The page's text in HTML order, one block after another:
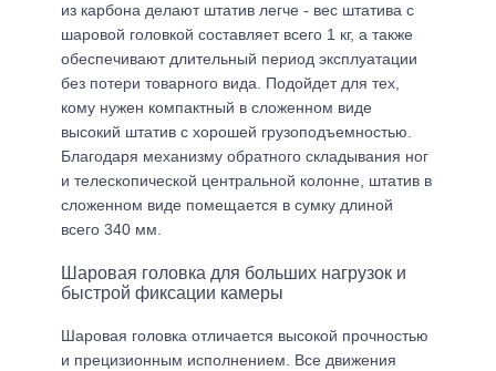
из карбона делают штатив легче - вес штатива с
шаровой головкой составляет всего 1 кг, а также
обеспечивают длительный период эксплуатации
без потери товарного вида. Подойдет для тех,
кому нужен компактный в сложенном виде
высокий штатив с хорошей грузоподъемностью.
Благодаря механизму обратного складывания ног
и телескопической центральной колонне, штатив в
сложенном виде помещается в сумку длиной
всего 340 мм.
Шаровая головка для больших нагрузок и
быстрой фиксации камеры
Шаровая головка отличается высокой прочностью
и прецизионным исполнением. Все движения